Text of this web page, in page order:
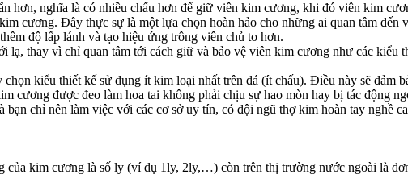
hơn, nghĩa là có nhiều chấu hơn để giữ viên kim cương, khi đó viên kim
cương. Đây thực sự là một lựa chọn hoàn hảo cho những ai quan tâm đến
độ lấp lánh và tạo hiệu ứng trông viên chủ to hơn.
lạ, thay vì chỉ quan tâm tới cách giữ và bảo vệ viên kim cương như các kiểu
kiểu thiết kế sử dụng ít kim loại nhất trên đá (ít chấu). Điều này sẽ đảm
cương được đeo làm hoa tai không phải chịu sự hao mòn hay bị tác động
chỉ nên làm việc với các cơ sở uy tín, có đội ngũ thợ kim hoàn tay nghề
kim cương là số ly (ví dụ 1ly, 2ly,…) còn trên thị trường nước ngoài là